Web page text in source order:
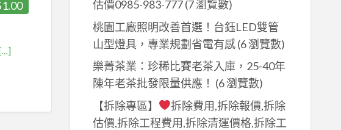
估價0985-983-777(7 瀏覽數)
桃園工廠照明改善首選！台鈺LED雙管
山型燈具，專業規劃省電有感(6 瀏覽數)
樂菁茶業：珍稀比賽老茶入庫，25-40年
陳年老茶批發限量供應！ (6 瀏覽數)
【拆除專區】
拆除費用,拆除報價,拆除
估價,拆除工程費用,拆除清運價格,拆除工